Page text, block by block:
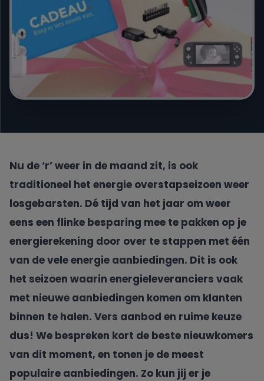
Engie
Essent
Frank Energie
Greenchoice
Mega
NextEnergy
Oxxio
Powerpeers
Pure Energie
Nu de ‘r’ weer in de maand zit, is ook
traditioneel het energie overstapseizoen weer
losgebarsten. Dé tijd van het jaar om weer
eens een flinke besparing mee te pakken op je
energierekening door over te stappen met één
van de vele energie aanbiedingen. Dit is ook
het seizoen waarin energieleveranciers vaak
met nieuwe aanbiedingen komen om klanten
binnen te halen. Vers aanbod en ruime keuze
dus! We bespreken kort de beste nieuwkomers
van dit moment, en tonen je de meest
populaire aanbiedingen. Zo kun jij er je